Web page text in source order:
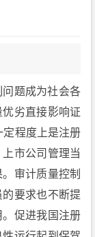
题成为社会各
劣直接影响证
定程度上是注册
市公司管理当
审计质量控制
要求也不断提
促进我国注册